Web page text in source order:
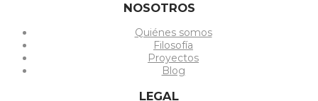
NOSOTROS
Quiénes somos
Filosofía
Proyectos
Blog
LEGAL